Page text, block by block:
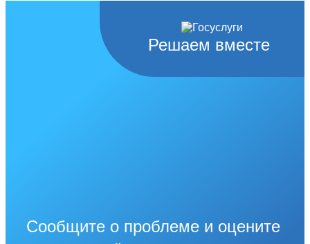
Решаем вместе
Сообщите о проблеме и оцените